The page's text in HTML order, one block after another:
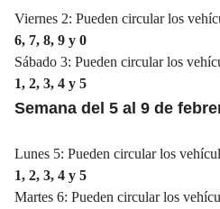
Viernes 2: Pueden circular los
6, 7, 8, 9 y 0
Sábado 3: Pueden circular los
1, 2, 3, 4 y 5
Semana del 5 al 9 de
Lunes 5: Pueden circular los
1, 2, 3, 4 y 5
Martes 6: Pueden circular los